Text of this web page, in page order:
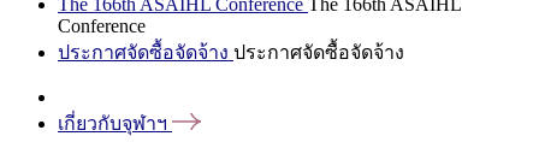
The 166th ASAIHL Conference The 166th ASAIHL
Conference
ประกาศจัดซื้อจัดจ้าง ประกาศจัดซื้อจัดจ้าง
เกี่ยวกับจุฬาฯ